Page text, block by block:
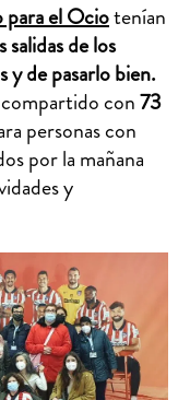
el Ociotenían
salidas de los
y de pasarlo bien.
con73
personas con
por la mañana
y